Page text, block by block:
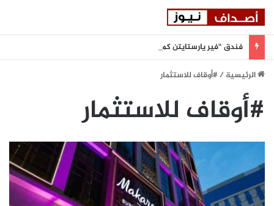
الرئيسية/ #أوقاف للاستثمار
#أوقاف للاستثمار